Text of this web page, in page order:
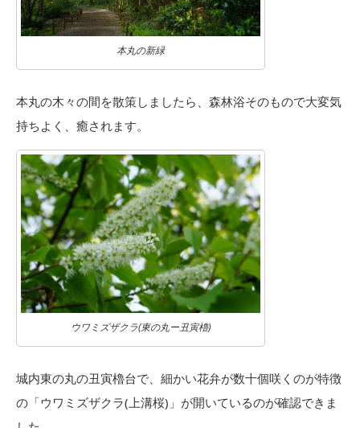
本丸の新緑
本丸の木々の間を散策しましたら、森林浴そのもので大変気
持ちよく、癒されます。
ウワミズザクラ(東の丸ー丑寅櫓)
城内東の丸の丑寅櫓台で、細かい花弁が数十個咲くのが特徴
の「ウワミズザクラ(上溝桜)」が開いているのが確認できま